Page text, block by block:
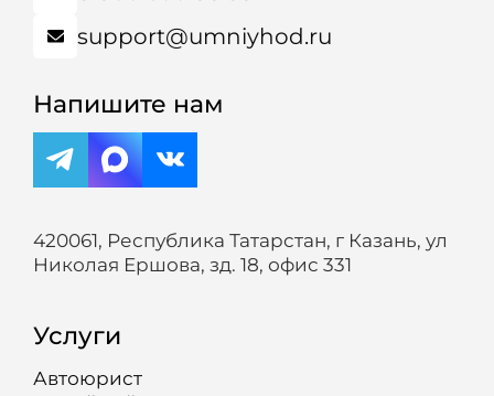
support@umniyhod.ru
Напишите нам
420061, Республика Татарстан, г Казань, ул
Николая Ершова, зд. 18, офис 331
Услуги
Автоюрист